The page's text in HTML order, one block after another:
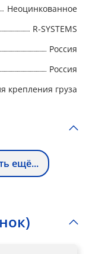
Неоцинкованное
R-SYSTEMS
Россия
Россия
крепления груза
ещё...